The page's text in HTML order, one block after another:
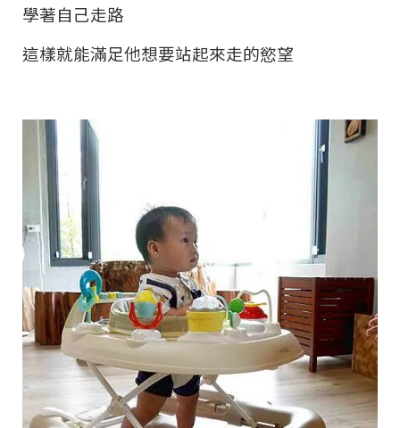
學著自己走路
這樣就能滿足他想要站起來走的慾望